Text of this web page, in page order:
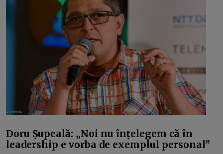
Doru Șupeală: „Noi nu înțelegem că în
leadership e vorba de exemplul personal”